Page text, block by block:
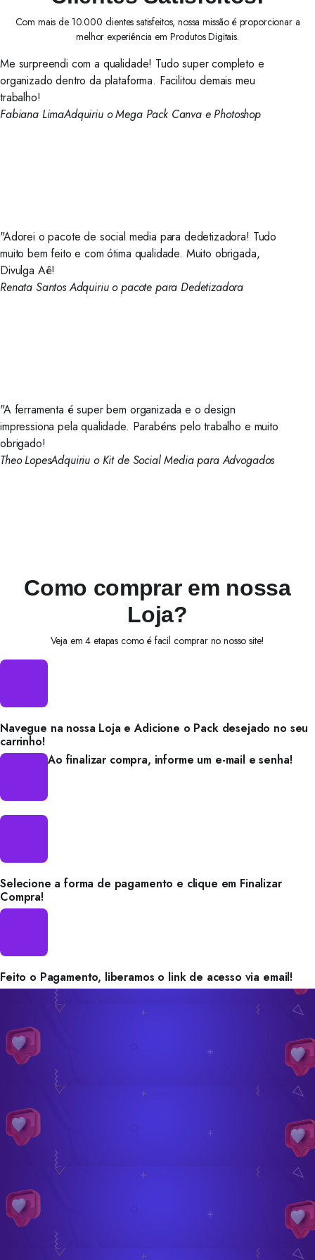
Com mais de 10.000 clientes satisfeitos, nossa missão é proporcionar a
melhor experiência em Produtos Digitais.
Me surpreendi com a qualidade! Tudo super completo e
organizado dentro da plataforma. Facilitou demais meu
trabalho!
Fabiana LimaAdquiriu o Mega Pack Canva e Photoshop
"Adorei o pacote de social media para dedetizadora! Tudo
muito bem feito e com ótima qualidade. Muito obrigada,
Divulga Aê!
Renata SantosAdquiriu o pacote para Dedetizadora
"A ferramenta é super bem organizada e o design
impressiona pela qualidade. Parabéns pelo trabalho e muito
obrigado!
Theo LopesAdquiriu o Kit de Social Media para Advogados
Como comprar em nossa
Loja?
Veja em 4 etapas como é facil comprar no nosso site!
Navegue na nossa Loja e Adicione o Pack desejado no seu
carrinho!
Ao finalizar compra, informe um e-mail e senha!
Selecione a forma de pagamento e clique em Finalizar
Compra!
Feito o Pagamento, liberamos o link de acesso via email!